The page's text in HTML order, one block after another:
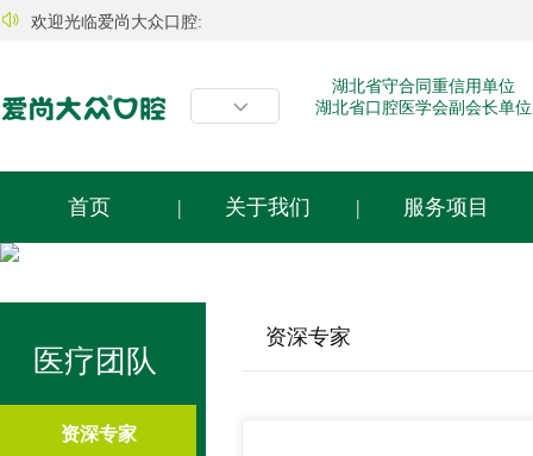
 欢迎光临爱尚大众口腔:

湖北省守合同重信用单位
湖北省口腔医学会副会长单位
首页 | 关于我们 | 服务项目
医疗团队
资深专家
资深专家